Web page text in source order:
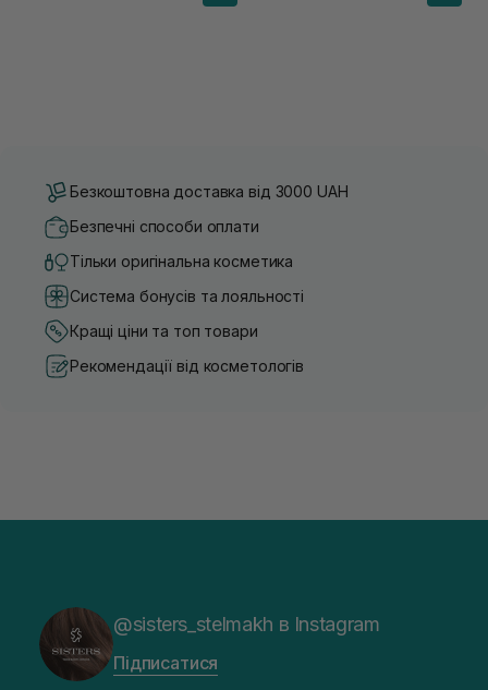
Безкоштовна доставка від 3000 UAH
Безпечні способи оплати
Тільки оригінальна косметика
Система бонусів та лояльності
Кращі ціни та топ товари
Рекомендації від косметологів
@sisters_stelmakh в Instagram
Підписатися